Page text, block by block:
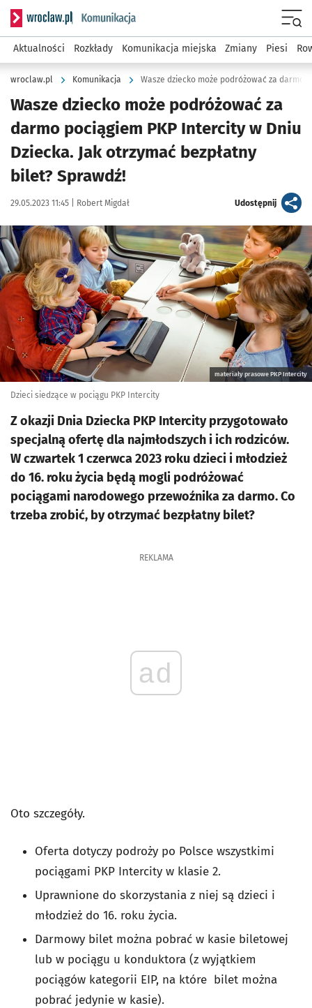
Serwis informacyjny wroclaw.pl podserwis: Komunikacja
Aktualności Rozkłady Komunikacja miejska Zmiany Piesi
wroclaw.pl Komunikacja
Wasze dziecko może podróżować za
darmo pociągiem PKP Intercity w Dniu
Dziecka. Jak otrzymać bezpłatny
bilet? Sprawdź!
Data publikacji:
29.05.2023 11:45 | Autor:
Robert Migdał Udostępnijartykuł
Kliknij, aby powiększyć
materiały prasowe PKP Intercity
Dzieci siedzące w pociągu PKP Intercity
Z okazji Dnia Dziecka PKP Intercity przygotowało
specjalną ofertę dla najmłodszych i ich rodziców.
W czwartek 1 czerwca 2023 roku dzieci i młodzież
do 16. roku życia będą mogli podróżować
pociągami narodowego przewoźnika za darmo. Co
trzeba zrobić, by otrzymać bezpłatny bilet?
REKLAMA
ad
Oto szczegóły.
Oferta dotyczy podroży po Polsce wszystkimi
pociągami PKP Intercity w klasie 2.
Uprawnione do skorzystania z niej są dzieci i
młodzież do 16. roku życia.
Darmowy bilet można pobrać w kasie biletowej
lub w pociągu u konduktora (z wyjątkiem
pociągów kategorii EIP, na które bilet można
pobrać jedynie w kasie).